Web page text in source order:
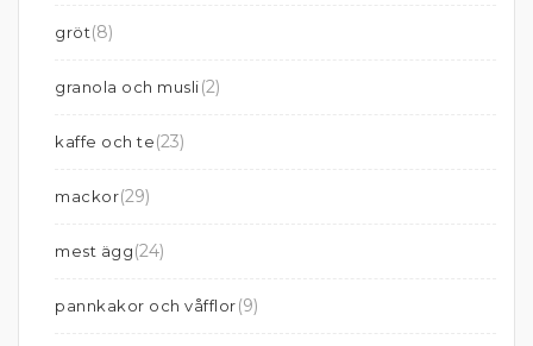
gröt(8)
granola och musli(2)
kaffe och te(23)
mackor(29)
mest ägg(24)
pannkakor och våfflor(9)